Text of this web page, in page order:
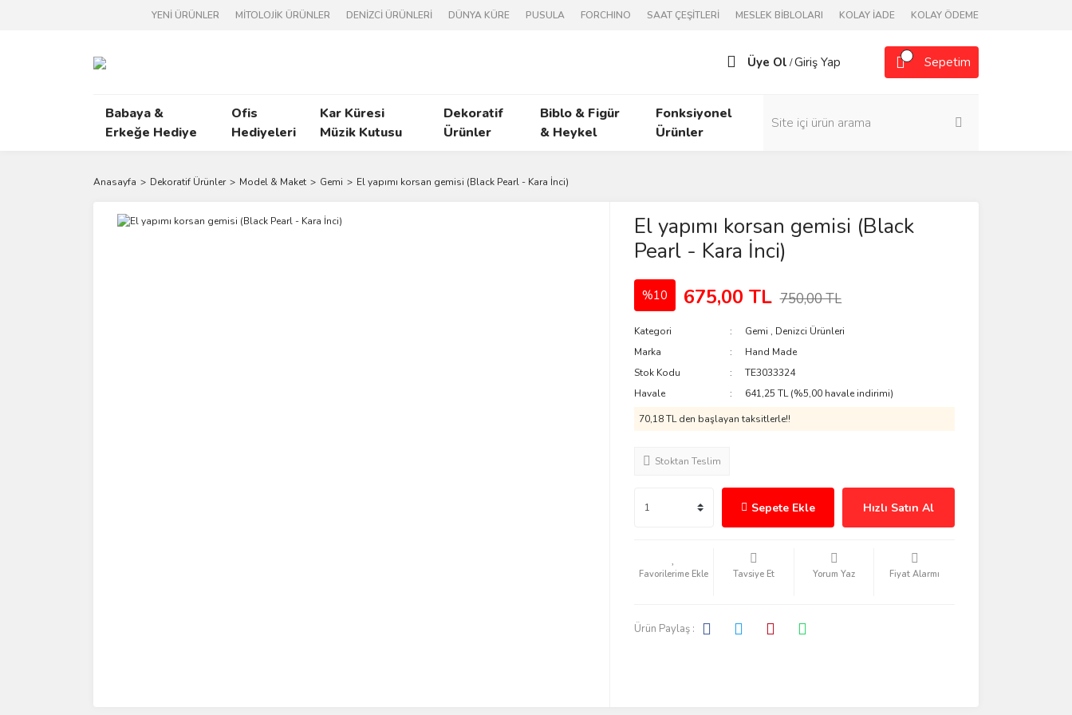
YENİ ÜRÜNLER MİTOLOJİK ÜRÜNLER DENİZCİ ÜRÜNLERİ DÜNYA KÜRE PUSULA FORCHINO SAAT ÇEŞİTLERİ MESLEK BİBLOLARI KOLAY İADE KOLAY ÖDEME
Üye Ol /Giriş Yap Sepetim
Babaya &
Erkeğe Hediye
Ofis
Hediyeleri
Kar Küresi
Müzik Kutusu
Dekoratif
Ürünler
Biblo & Figür
& Heykel
Fonksiyonel
Ürünler
Anasayfa Dekoratif Ürünler Model & Maket Gemi El yapımı korsan gemisi (Black Pearl - Kara İnci)
El yapımı korsan gemisi (Black
Pearl - Kara İnci)
%10 675,00 TL 750,00 TL
Kategori Gemi , Denizci Ürünleri
Marka
Hand Made
Stok Kodu
TE3033324
Havale
641,25 TL (%5,00 havale indirimi)
70,18 TL den başlayan taksitlerle!!
Stoktan Teslim
Sepete Ekle Hızlı Satın Al
Tavsiye Et Yorum Yaz Fiyat Alarmı
Ürün Paylaş :